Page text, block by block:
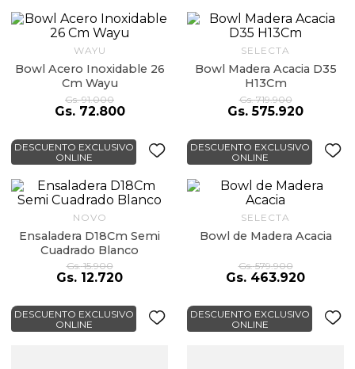
WAYU
Bowl Acero Inoxidable 26
Cm Wayu
Gs. 91.000
Gs. 72.800
SELECTA
Bowl Madera Acacia D35
H13Cm
Gs. 719.900
Gs. 575.920
DESCUENTO EXCLUSIVO
ONLINE
NOVO
Ensaladera D18Cm Semi
Cuadrado Blanco
Gs. 15.900
Gs. 12.720
DESCUENTO EXCLUSIVO
ONLINE
SELECTA
Bowl de Madera Acacia
Gs. 579.900
Gs. 463.920
DESCUENTO EXCLUSIVO
ONLINE
DESCUENTO EXCLUSIVO
ONLINE
9.
almohada